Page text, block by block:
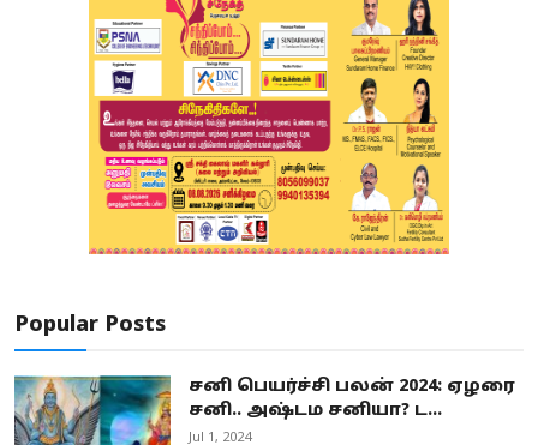
Popular Posts
சனி பெயர்ச்சி பலன் 2024: ஏழரை
சனி.. அஷ்டம சனியா? ட...
Jul 1, 2024